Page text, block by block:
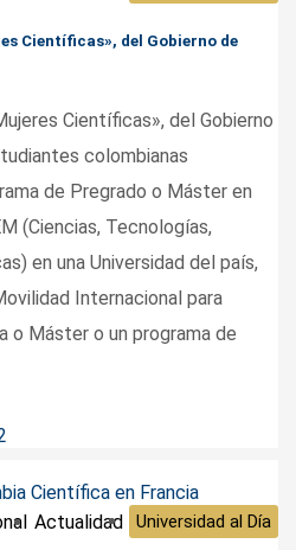
Científicas», del Gobierno de
Científicas», del Gobierno
colombianas
de Pregrado o Máster en
(Ciencias, Tecnologías,
en una Universidad del país,
Internacional para
o Máster o un programa de
Actualidad Universidad al Día